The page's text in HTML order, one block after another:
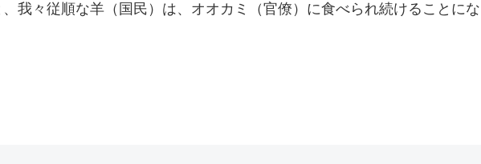
我々従順な羊（国民）は、オオカミ（官僚）に食べられ続けることにな